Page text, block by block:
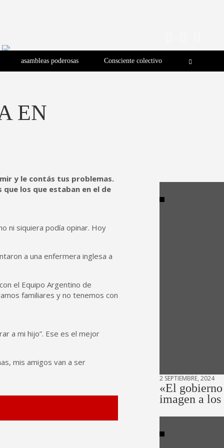
asambleas poderosas Consciente colectivo
EN
y le contás tus problemas.
los que estaban en el de
ni siquiera podía opinar. Hoy
a una enfermera inglesa a
el Equipo Argentino de
familiares y no tenemos con
a mi hijo”. Ese es el mejor
mis amigos van a ser
2 SEPTIEMBRE, 2024
«El
imagen a